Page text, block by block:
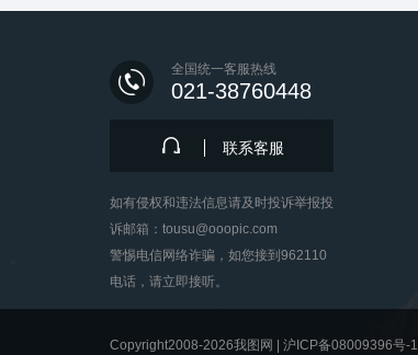
全国统一客服热线
021-38760448
联系客服
如有侵权和违法信息请及时投诉举报投
诉邮箱：tousu@ooopic.com
警惕电信网络诈骗，如您接到962110
电话，请立即接听。
Copyright2008-2026我图网 | 沪ICP备08009396号-1